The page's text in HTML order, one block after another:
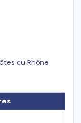
du Rhône